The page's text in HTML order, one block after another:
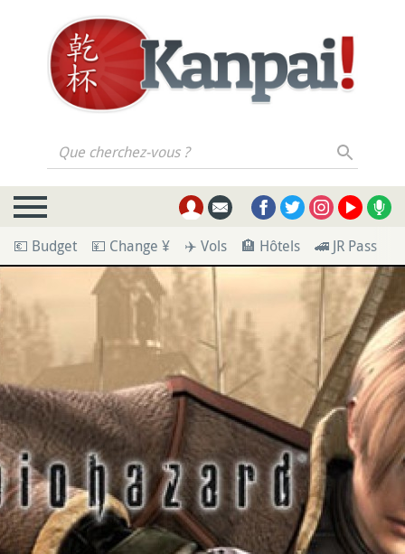
Que cherchez-vous ?
💶 Budget 💴 Change ¥ ✈️ Vols 🏨 Hôtels 🚄 JR Pass